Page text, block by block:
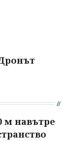
м навътре